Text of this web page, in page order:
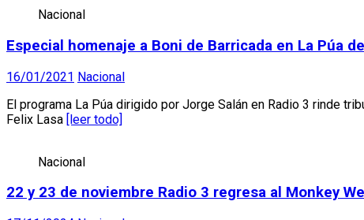
Nacional
Especial homenaje a Boni de Barricada en La Púa
16/01/2021 Nacional
El programa La Púa dirigido por Jorge Salán en Radio 3 rinde
Felix Lasa [leer todo]
Nacional
22 y 23 de noviembre Radio 3 regresa al Monkey